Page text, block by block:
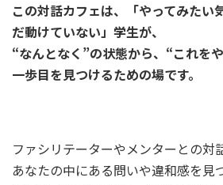
この対話カフェは、「やってみたい
だ動けていない」学生が、
“なんとなく”の状態から、“これを
一歩目を見つけるための場です。
ファシリテーターやメンターとの対
あなたの中にある問いや違和感を見